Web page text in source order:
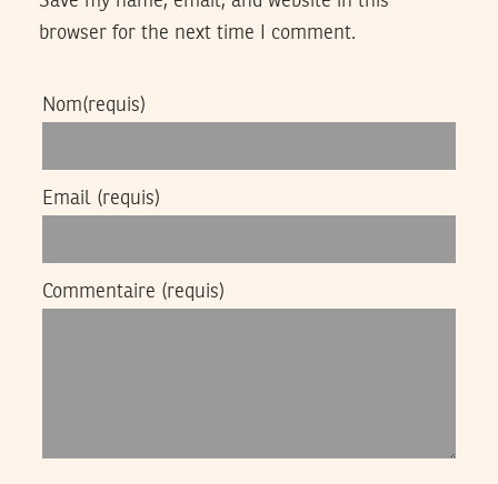
browser for the next time I comment.
Nom(requis)
Email (requis)
Commentaire (requis)